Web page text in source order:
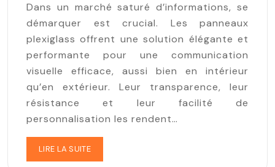
Dans un marché saturé d’informations, se
démarquer est crucial. Les panneaux
plexiglass offrent une solution élégante et
performante pour une communication
visuelle efficace, aussi bien en intérieur
qu’en extérieur. Leur transparence, leur
résistance et leur facilité de
personnalisation les rendent…
LIRE LA SUITE